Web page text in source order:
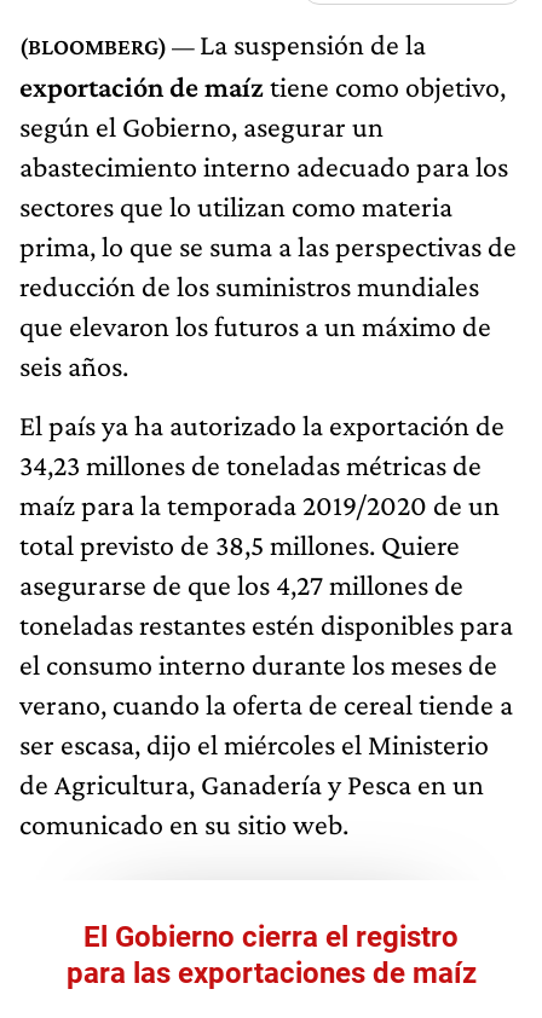
La suspensión de la
exportación de maíztiene como objetivo,
según el Gobierno, asegurar un
abastecimiento interno adecuado para los
sectores que lo utilizan como materia
prima, lo que se suma a las perspectivas de
reducción de los suministros mundiales
que elevaron los futuros a un máximo de
seis años.
El país ya ha autorizado la exportación de
34,23 millones de toneladas métricas de
maíz para la temporada 2019/2020 de un
total previsto de 38,5 millones. Quiere
asegurarse de que los 4,27 millones de
toneladas restantes estén disponibles para
el consumo interno durante los meses de
verano, cuando la oferta de cereal tiende a
ser escasa, dijo el miércoles el Ministerio
de Agricultura, Ganadería y Pesca en un
comunicado en su sitio web.
El Gobierno cierra el registro
para las exportaciones de maíz